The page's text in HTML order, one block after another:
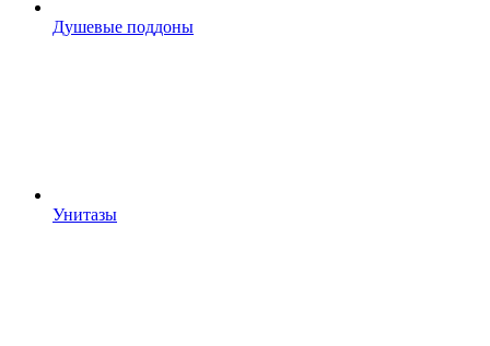
Душевые поддоны
Унитазы